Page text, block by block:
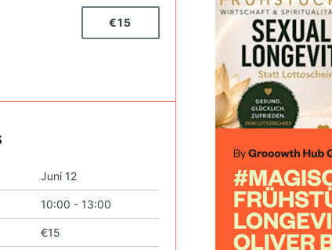
A
G
I
S
C
€15
Juni 12
10:00 - 13:00
€15